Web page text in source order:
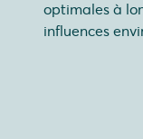
optimales à
influences